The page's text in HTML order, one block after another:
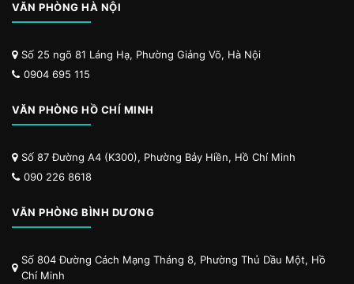
VĂN PHÒNG HÀ NỘI
Số 25 ngõ 81 Láng Hạ, Phường Giảng Võ, Hà Nội
0904 695 115
VĂN PHÒNG HỒ CHÍ MINH
Số 87 Đường A4 (K300), Phường Bảy Hiền, Hồ Chí Minh
090 226 8618
VĂN PHÒNG BÌNH DƯƠNG
Số 804 Đường Cách Mạng Tháng 8, Phường Thủ Dầu Một, Hồ
Chí Minh